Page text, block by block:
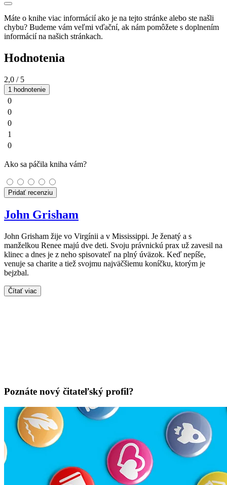
Máte o knihe viac informácií ako je na tejto stránke alebo ste našli
chybu? Budeme vám veľmi vďační, ak nám pomôžete s doplnením
informácií na našich stránkach.
Hodnotenia
2,0 / 5
1 hodnotenie
0
0
0
1
0
Ako sa páčila kniha vám?
Pridať recenziu
John Grisham
John Grisham žije vo Virgínii a v Mississippi. Je ženatý a s
manželkou Renee majú dve deti. Svoju právnickú prax už zavesil na
klinec a dnes je z neho spisovateľ na plný úväzok. Keď nepíše,
venuje sa charite a tiež svojmu najväčšiemu koníčku, ktorým je
bejzbal.
Čítať viac
Poznáte nový čitateľský profil?